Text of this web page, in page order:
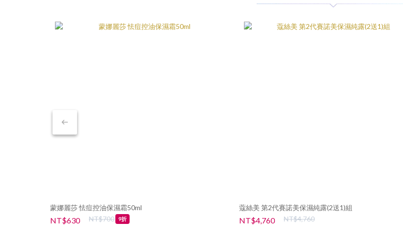
蒙娜麗莎 怯痘控油保濕霜50ml
NT$630 NT$700 9折
蔻絲美 第2代賽諾美保濕純露(2送1)組
NT$4,760 NT$4,760